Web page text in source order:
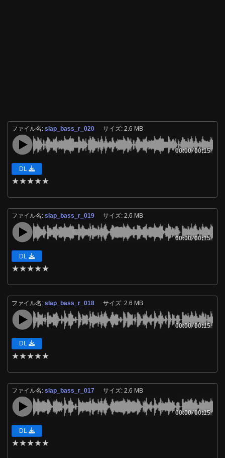
ファイル名:slap_bass_r_020 サイズ: 2.6 MB
00:00/00:15
DL
★★★★★
ファイル名:slap_bass_r_019 サイズ: 2.6 MB
00:00/00:15
DL
★★★★★
ファイル名:slap_bass_r_018 サイズ: 2.6 MB
00:00/00:15
DL
★★★★★
ファイル名:slap_bass_r_017 サイズ: 2.6 MB
00:00/00:15
DL
★★★★★